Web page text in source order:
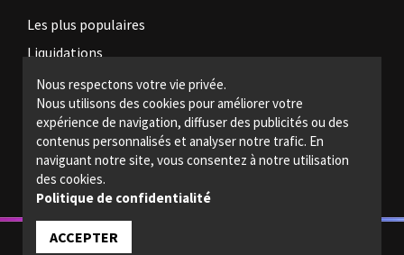
Nous respectons votre vie privée.
Nous utilisons des cookies pour améliorer votre
expérience de navigation, diffuser des publicités ou des
contenus personnalisés et analyser notre trafic. En
naviguant notre site, vous consentez à notre utilisation
des cookies.
Politique de confidentialité
ACCEPTER
Les plus populaires
Liquidations
Devenez revendeur
Politiques légales
Nous joindre
© 2022 - Magic light - Tous droits réservés.